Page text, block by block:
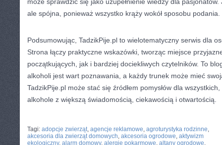
ale spójna, ponieważ wszystko krąży wokół sposobu podania.
Podsumowując, TadzikPije.pl to wielotematyczny serwis dla
Strona łączy praktyczne wskazówki, tworząc miejsce
początkujących, jak i bardziej dociekliwych czytelników. To
alkoholi jest wart poznawania, a każdy trunek może mieć
TadzikPije.pl może stać się źródłem pomysłów dla
alkohole z większą świadomością, ciekawością i otwartością.
Tagi: adopcje zwierząt, agencje reklamowe, agroturystyka rodzinne,
akcesoria dla zwierząt domowych, akcesoria ogrodowe, aktywizm
ekologiczny, alarm domowy, alergie pokarmowe, altany ogrodowe,